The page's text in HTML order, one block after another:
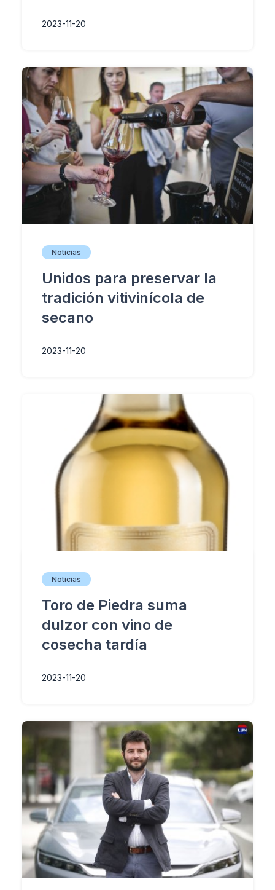
2023-11-20
Noticias
Unidos para preservar la
tradición vitivinícola de
secano
2023-11-20
Noticias
Toro de Piedra suma
dulzor con vino de
cosecha tardía
2023-11-20